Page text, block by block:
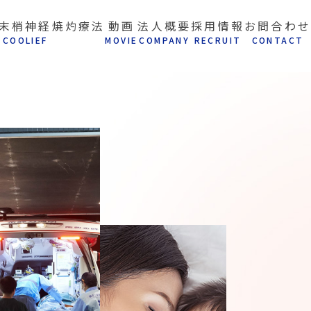
梢神経焼灼療法
COOLIEF
動画
MOVIE
法人概要
COMPANY
採用情報
RECRUIT
お問合わせ
CONTACT